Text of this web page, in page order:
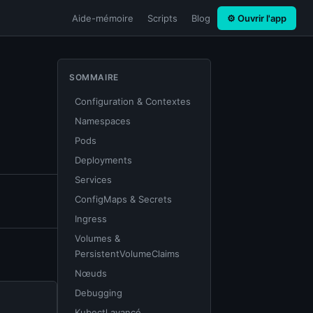
Aide-mémoire Scripts Blog ⚙ Ouvrir l'app
SOMMAIRE
Configuration & Contextes
Namespaces
Pods
Deployments
Services
ConfigMaps & Secrets
Ingress
Volumes &
PersistentVolumeClaims
Nœuds
Debugging